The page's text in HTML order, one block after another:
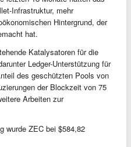
Infrastruktur, mehr
Hintergrund, der
hat.
Katalysatoren für die
Ledger-Unterstützung für
des geschützten Pools von
der Blockzeit von 75
Arbeiten zur
wurde ZEC bei $584,82